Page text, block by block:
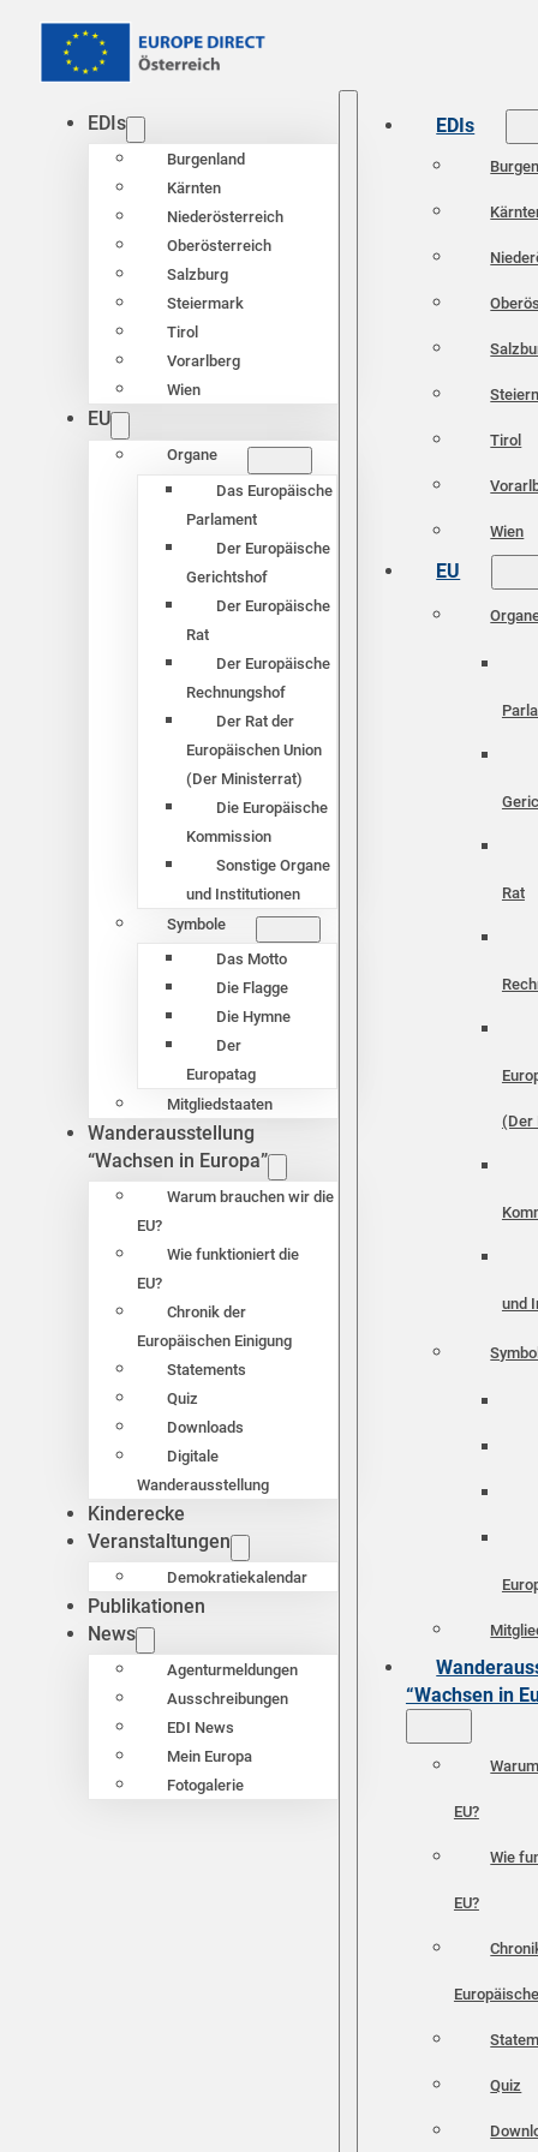
EDIs
Burgenland
Kärnten
Niederösterreich
Oberösterreich
Salzburg
Steiermark
Tirol
Vorarlberg
Wien
EU
Organe
Das Europäische
Parlament
Der Europäische
Gerichtshof
Der Europäische
Rat
Der Europäische
Rechnungshof
Der Rat der
Europäischen Union
(Der Ministerrat)
Die Europäische
Kommission
Sonstige Organe
und Institutionen
Symbole
Das Motto
Die Flagge
Die Hymne
Der
Europatag
Mitgliedstaaten
Wanderausstellung
“Wachsen in Europa”
Warum brauchen wir die
EU?
Wie funktioniert die
EU?
Chronik der
Europäischen Einigung
Statements
Quiz
Downloads
Digitale
Wanderausstellung
Kinderecke
Veranstaltungen
Demokratiekalendar
Publikationen
News
Agenturmeldungen
Ausschreibungen
EDI News
Mein Europa
Fotogalerie
EDIs
Tirol
Wien
EU
Rat
(Der
und
“Wachsen in
EU?
Wie
EU?
Quiz